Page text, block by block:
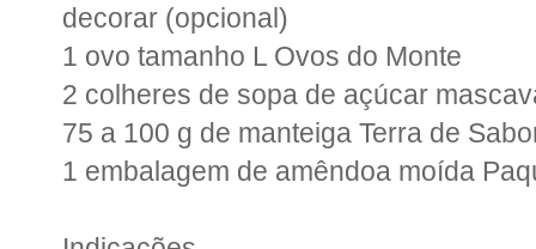
decorar (opcional)
1 ovo tamanho L Ovos do Monte
2 colheres de sopa de açúcar
75 a 100 g de manteiga Terra de
1 embalagem de amêndoa moída